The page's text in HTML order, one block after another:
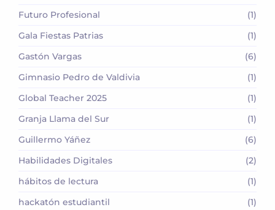
Futuro Profesional
(1)
Gala Fiestas Patrias
(1)
Gastón Vargas
(6)
Gimnasio Pedro de Valdivia
(1)
Global Teacher 2025
(1)
Granja Llama del Sur
(1)
Guillermo Yáñez
(6)
Habilidades Digitales
(2)
hábitos de lectura
(1)
hackatón estudiantil
(1)